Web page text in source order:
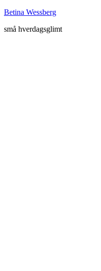
Betina Wessberg
små hverdagsglimt